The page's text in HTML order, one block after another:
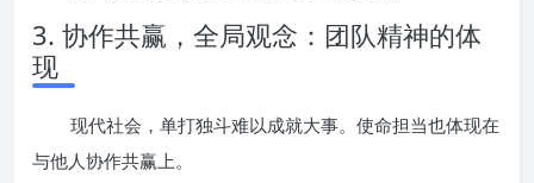
3. 协作共赢，全局观念：团队精神的体
现
现代社会，单打独斗难以成就大事。使命担当也体现在
与他人协作共赢上。